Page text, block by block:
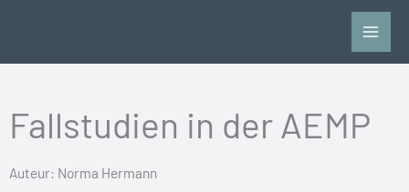
Fallstudien in der AEMP
Auteur: Norma Hermann